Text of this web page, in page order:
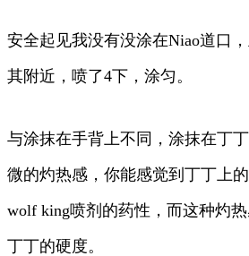
安全起见我没有没涂在Niao道口
其附近，喷了4下，涂匀。
与涂抹在手背上不同，涂抹在丁
微的灼热感，你能感觉到丁丁上
wolf king喷剂的药性，而这种灼
丁丁的硬度。